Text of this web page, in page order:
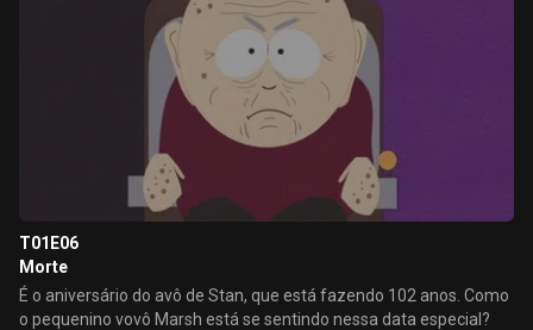
T01E06
Morte
É o aniversário do avô de Stan, que está fazendo 102 anos. Como
o pequenino vovô Marsh está se sentindo nessa data especial?